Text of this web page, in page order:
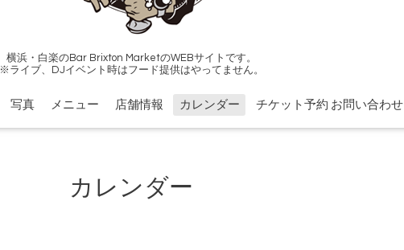
横浜・白楽のBar Brixton MarketのWEBサイトです。
※ライブ、DJイベント時はフード提供はやってません。
写真 メニュー 店舗情報 カレンダー チケット予約 お問い合わせ
カレンダー